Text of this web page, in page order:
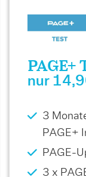
PAGE+
nur
3
PAGE+
PAGE-
3 x